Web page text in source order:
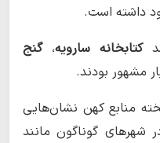
داشته است.
کتابخانه سارویه،گنج
مشهور بودند.
منابع کهن نشان‌هایی
شهرهای گوناگون مانند